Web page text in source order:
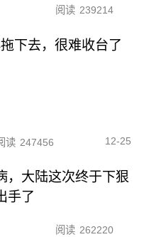
阅读 239214
下去，很难收台了
读 247456 12-25
，大陆这次终于下狠
手了
阅读 262220